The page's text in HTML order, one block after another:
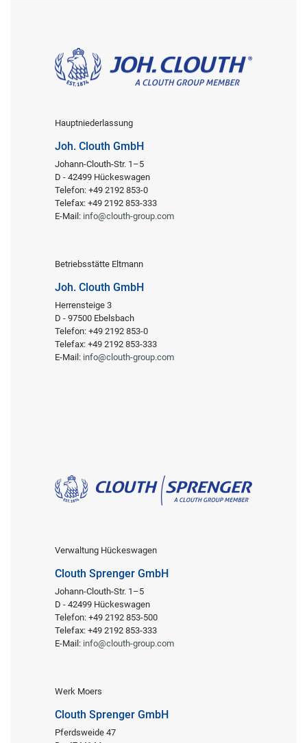
Hauptniederlassung
Joh. Clouth GmbH
Johann-Clouth-Str. 1–5
D - 42499 Hückeswagen
Telefon: +49 2192 853-0
Telefax: +49 2192 853-333
E-Mail: info@clouth-group.com
Betriebsstätte Eltmann
Joh. Clouth GmbH
Herrensteige 3
D - 97500 Ebelsbach
Telefon: +49 2192 853-0
Telefax: +49 2192 853-333
E-Mail: info@clouth-group.com
Verwaltung Hückeswagen
Clouth Sprenger GmbH
Johann-Clouth-Str. 1–5
D - 42499 Hückeswagen
Telefon: +49 2192 853-500
Telefax: +49 2192 853-333
E-Mail: info@clouth-group.com
Werk Moers
Clouth Sprenger GmbH
Pferdsweide 47